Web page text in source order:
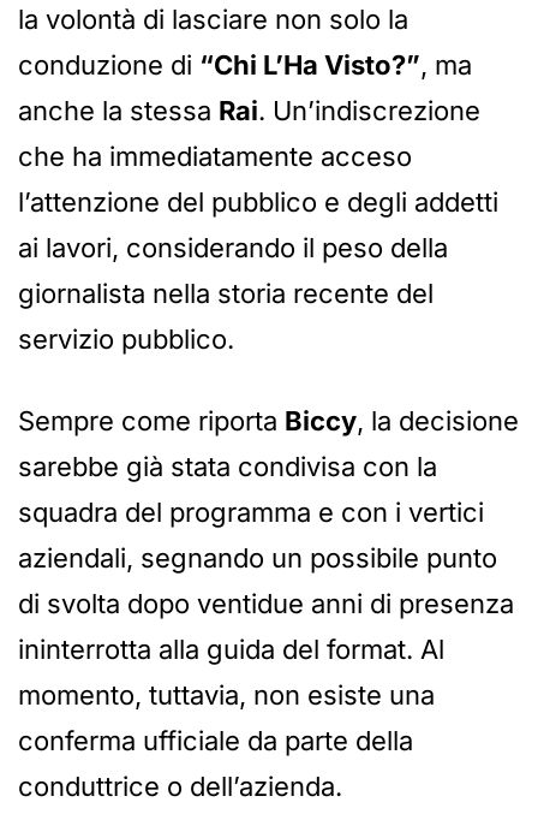
la volontà di lasciare non solo la
conduzione di “Chi L’Ha Visto?”, ma
anche la stessa Rai. Un’indiscrezione
che ha immediatamente acceso
l’attenzione del pubblico e degli addetti
ai lavori, considerando il peso della
giornalista nella storia recente del
servizio pubblico.
Sempre come riporta Biccy, la decisione
sarebbe già stata condivisa con la
squadra del programma e con i vertici
aziendali, segnando un possibile punto
di svolta dopo ventidue anni di presenza
ininterrotta alla guida del format. Al
momento, tuttavia, non esiste una
conferma ufficiale da parte della
conduttrice o dell’azienda.